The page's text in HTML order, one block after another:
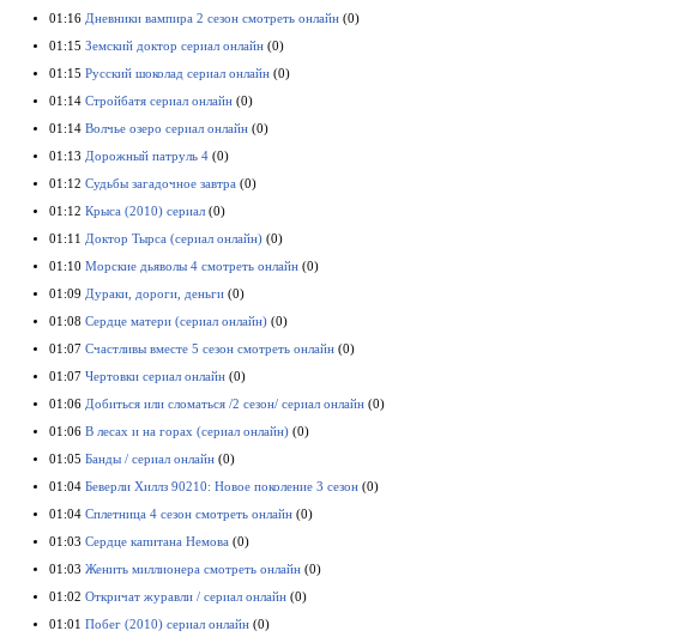
01:16 Дневники вампира 2 сезон смотреть онлайн (0)
01:15 Земский доктор сериал онлайн (0)
01:15 Русский шоколад сериал онлайн (0)
01:14 Стройбатя сериал онлайн (0)
01:14 Волчье озеро сериал онлайн (0)
01:13 Дорожный патруль 4 (0)
01:12 Судьбы загадочное завтра (0)
01:12 Крыса (2010) сериал (0)
01:11 Доктор Тырса (сериал онлайн) (0)
01:10 Морские дьяволы 4 смотреть онлайн (0)
01:09 Дураки, дороги, деньги (0)
01:08 Сердце матери (сериал онлайн) (0)
01:07 Счастливы вместе 5 сезон смотреть онлайн (0)
01:07 Чертовки сериал онлайн (0)
01:06 Добиться или сломаться /2 сезон/ сериал онлайн (0)
01:06 В лесах и на горах (сериал онлайн) (0)
01:05 Банды / сериал онлайн (0)
01:04 Беверли Хиллз 90210: Новое поколение 3 сезон (0)
01:04 Сплетница 4 сезон смотреть онлайн (0)
01:03 Сердце капитана Немова (0)
01:03 Женить миллионера смотреть онлайн (0)
01:02 Откричат журавли / сериал онлайн (0)
01:01 Побег (2010) сериал онлайн (0)